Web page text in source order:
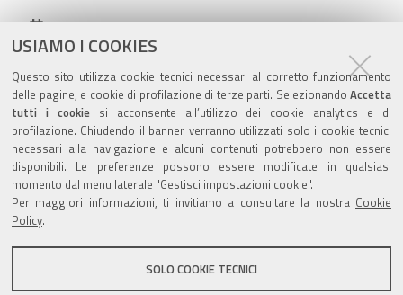
USIAMO I COOKIES
Questo sito utilizza cookie tecnici necessari al corretto funzionamento
delle pagine, e cookie di profilazione di terze parti. Selezionando Accetta
tutti i cookiesi acconsente all’utilizzo dei cookie analytics e di
profilazione. Chiudendo il banner verranno utilizzati solo i cookie tecnici
necessari alla navigazione e alcuni contenuti potrebbero non essere
disponibili. Le preferenze possono essere modificate in qualsiasi
momento dal menu laterale "Gestisci impostazioni cookie".
Per maggiori informazioni, ti invitiamo a consultare la nostra Cookie
Policy.
SOLO COOKIE TECNICI
documento
pubblicato il30/12/2019—
ultima modifica 20/10/2020
archiviato sotto: bandi-di-gara
Valuta questo sito